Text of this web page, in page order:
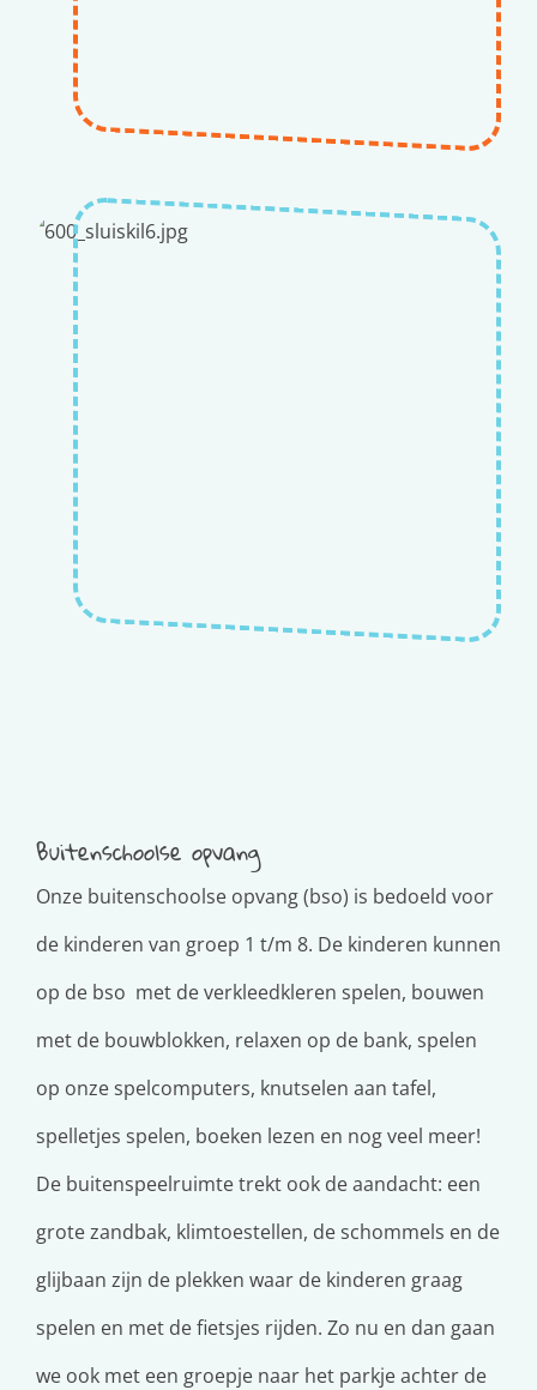
Buitenschoolse opvang
Onze buitenschoolse opvang (bso) is bedoeld voor
de kinderen van groep 1 t/m 8. De kinderen kunnen
op de bso met de verkleedkleren spelen, bouwen
met de bouwblokken, relaxen op de bank, spelen
op onze spelcomputers, knutselen aan tafel,
spelletjes spelen, boeken lezen en nog veel meer!
De buitenspeelruimte trekt ook de aandacht: een
grote zandbak, klimtoestellen, de schommels en de
glijbaan zijn de plekken waar de kinderen graag
spelen en met de fietsjes rijden. Zo nu en dan gaan
we ook met een groepje naar het parkje achter de